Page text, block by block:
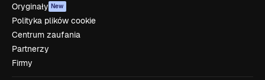
Oryginały New
Polityka plików cookie
Centrum zaufania
Partnerzy
Firmy